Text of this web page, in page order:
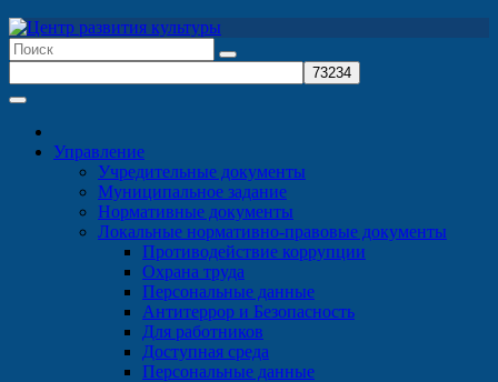
Перейти
к
содержимому
Управление
Учредительные документы
Муниципальное задание
Нормативные документы
Локальные нормативно-правовые документы
Противодействие коррупции
Охрана труда
Персональные данные
Антитеррор и Безопасность
Для работников
Доступная среда
Персональные данные